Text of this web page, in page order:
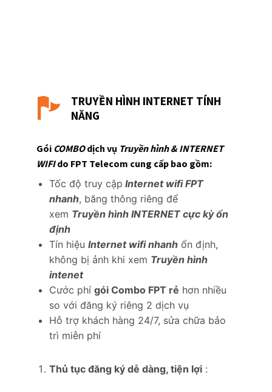
TRUYỀN HÌNH INTERNET TÍNH
NĂNG
Gói COMBOdịch vụ Truyền hình & INTERNET
WIFIdo FPT Telecom cung cấp bao gồm:
Tốc độ truy cập Internet wifi FPT
nhanh, băng thông riêng để
xem Truyền hình INTERNET cực kỳ ổn
định
Tín hiệu Internet wifi nhanh ổn định,
không bị ảnh khi xem Truyền hình
intenet
Cước phí gói Combo FPT rẻ hơn nhiều
so với đăng ký riêng 2 dịch vụ
Hỗ trợ khách hàng 24/7, sửa chữa bảo
trì miễn phí
Thủ tục đăng ký dễ dàng, tiện lợi: